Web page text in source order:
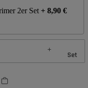
2er Set + 8,90 €
Set